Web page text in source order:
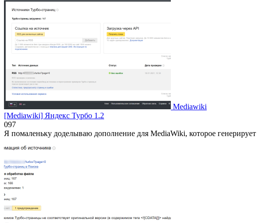
Mediawiki
[Mediawiki] Яндекс Турбо 1.2
097
Я помаленьку доделываю дополнение для MediaWiki, которое